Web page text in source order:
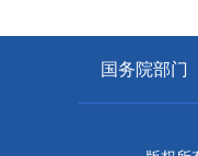
国务院部门